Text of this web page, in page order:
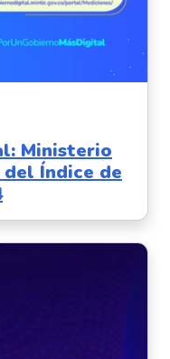
Ministerio
Índice de